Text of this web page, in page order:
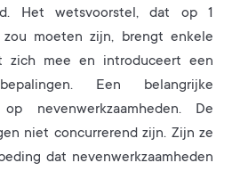
Het wetsvoorstel, dat op 1
moeten zijn, brengt enkele
zich mee en introduceert een
Een belangrijke
nevenwerkzaamheden. De
niet concurrerend zijn. Zijn ze
dat nevenwerkzaamheden